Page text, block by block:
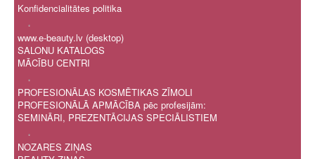
Konfidencialitātes politika
.
www.e-beauty.lv (desktop)
SALONU KATALOGS
MĀCĪBU CENTRI
.
PROFESIONĀLAS KOSMĒTIKAS ZĪMOLI
PROFESIONĀLĀ APMĀCĪBA pēc profesijām:
SEMINĀRI, PREZENTĀCIJAS SPECIĀLISTIEM
.
NOZARES ZIŅAS